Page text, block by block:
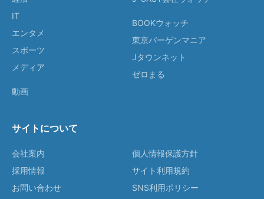
IT
エンタメ
スポーツ
メディア
動画
BOOKウォッチ
東京バーゲンマニア
Jタウンネット
ゼロまる
サイトについて
会社案内
採用情報
お問い合わせ
個人情報保護方針
サイト利用規約
SNS利用ポリシー